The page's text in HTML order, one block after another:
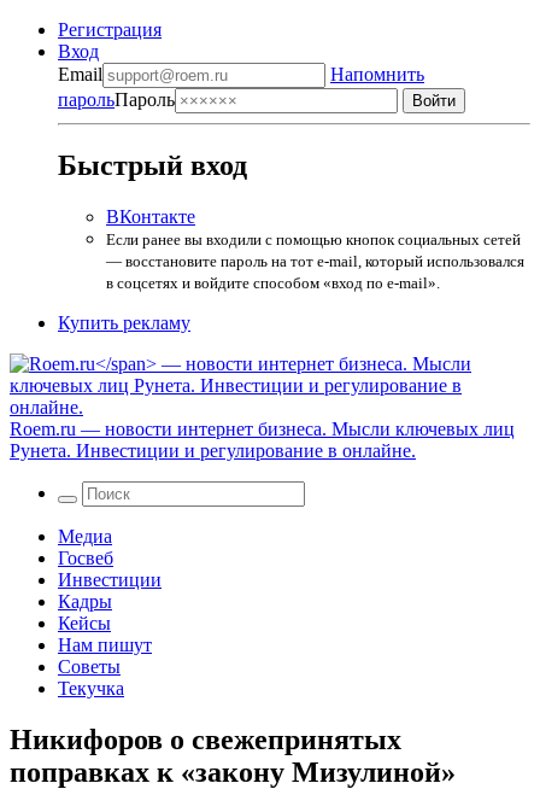
Регистрация
Вход
Email
Напомнить
парольПароль
Быстрый вход
ВКонтакте
Если ранее вы входили с помощью кнопок социальных сетей
— восстановите пароль на тот e-mail, который использовался
в соцсетях и войдите способом «вход по e-mail».
Купить рекламу
Roem.ru — новости интернет бизнеса. Мысли ключевых лиц
Рунета. Инвестиции и регулирование в онлайне.
Медиа
Госвеб
Инвестиции
Кадры
Кейсы
Нам пишут
Советы
Текучка
Никифоров о свежепринятых
поправках к «закону Мизулиной»